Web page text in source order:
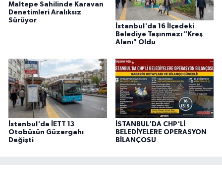
Maltepe Sahilinde Karavan
Denetimleri Aralıksız
Sürüyor
İstanbul'da 16 İlçedeki
Belediye Taşınmazı "Kreş
Alanı" Oldu
İstanbul'da İETT 13
Otobüsün Güzergahı
Değişti
İSTANBUL'DA CHP'Lİ
BELEDİYELERE OPERASYON
BİLANÇOSU